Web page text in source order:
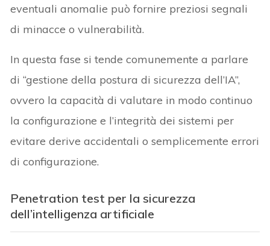
eventuali anomalie può fornire preziosi segnali
di minacce o vulnerabilità.
In questa fase si tende comunemente a parlare
di “gestione della postura di sicurezza dell’IA”,
ovvero la capacità di valutare in modo continuo
la configurazione e l’integrità dei sistemi per
evitare derive accidentali o semplicemente errori
di configurazione.
Penetration test per la sicurezza
dell’intelligenza artificiale